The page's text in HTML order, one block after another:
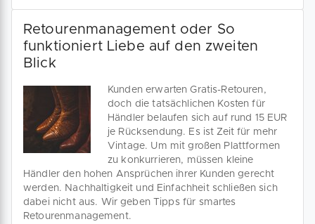
Retourenmanagement oder So
funktioniert Liebe auf den zweiten
Blick
Kunden erwarten Gratis-Retouren,
doch die tatsächlichen Kosten für
Händler belaufen sich auf rund 15 EUR
je Rücksendung. Es ist Zeit für mehr
Vintage. Um mit großen Plattformen
zu konkurrieren, müssen kleine
Händler den hohen Ansprüchen ihrer Kunden gerecht
werden. Nachhaltigkeit und Einfachheit schließen sich
dabei nicht aus. Wir geben Tipps für smartes
Retourenmanagement.